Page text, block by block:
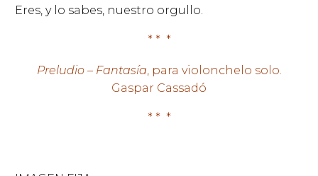
Eres, y lo sabes, nuestro orgullo.
* * *
Preludio – Fantasía , para violonchelo solo.
Gaspar Cassadó
* * *